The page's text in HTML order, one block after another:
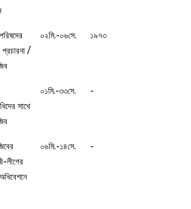
প্রচারনা /
০২মি.-০৬সে. ১৯৭৩
সাথে
০১মি.-৩৩সে. -
লীগের
০৬মি.-১৪সে. -